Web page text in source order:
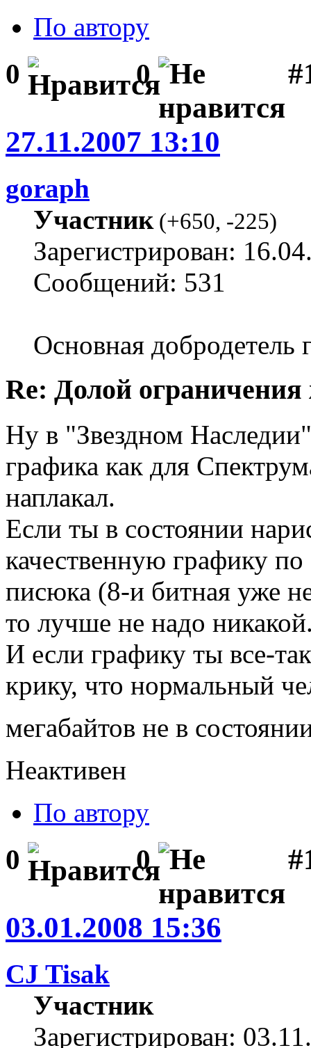
По автору
0 0
27.11.2007 13:10
goraph
Участник(+650, -225)
Зарегистрирован:
Сообщений: 531
Основная добродетель
Re: Долой
Ну в "Звездном
графика как для
наплакал.
Если ты в состоянии
качественную графику
писюка (8-и битная уже
то лучше не надо
И если графику ты все-
крику, что нормальный
мегабайтов не в
Неактивен
По автору
0 0
03.01.2008 15:36
CJ Tisak
Участник
Зарегистрирован: